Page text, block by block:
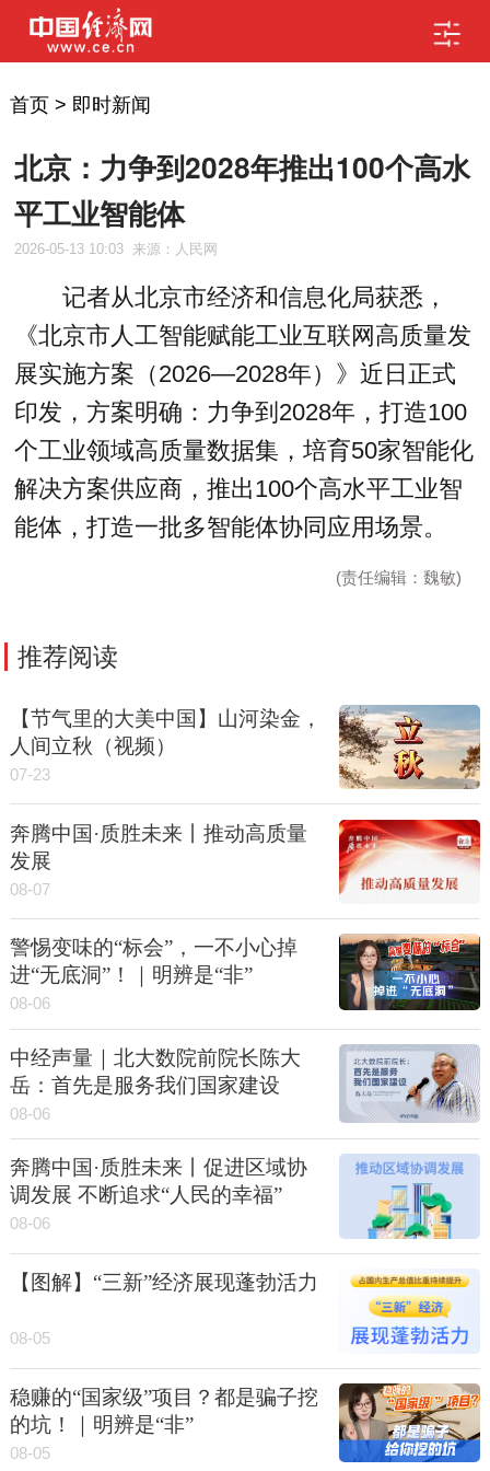
首页> 即时新闻
北京：力争到2028年推出100个高水
平工业智能体
2026-05-13 10:03 来源：人民网
记者从北京市经济和信息化局获悉，
《北京市人工智能赋能工业互联网高质量发
展实施方案（2026—2028年）》近日正式
印发，方案明确：力争到2028年，打造100
个工业领域高质量数据集，培育50家智能化
解决方案供应商，推出100个高水平工业智
能体，打造一批多智能体协同应用场景。
(责任编辑：魏敏)
推荐阅读
【节气里的大美中国】山河染金，
人间立秋（视频）
07-23
奔腾中国·质胜未来丨推动高质量
发展
08-07
警惕变味的“标会”，一不小心掉
进“无底洞”！｜明辨是“非”
08-06
中经声量｜北大数院前院长陈大
岳：首先是服务我们国家建设
08-06
奔腾中国·质胜未来丨促进区域协
调发展 不断追求“人民的幸福”
08-06
【图解】“三新”经济展现蓬勃活力
08-05
稳赚的“国家级”项目？都是骗子挖
的坑！｜明辨是“非”
08-05